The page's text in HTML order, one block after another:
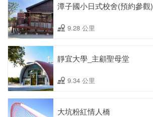
潭子國小日式校舍(預約參觀)
9.28 公里
靜宜大學_主顧聖母堂
9.34 公里
大坑粉紅情人橋